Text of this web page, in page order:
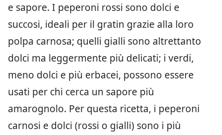
e sapore. I peperoni rossi sono dolci e
succosi, ideali per il gratin grazie alla loro
polpa carnosa; quelli gialli sono altrettanto
dolci ma leggermente più delicati; i verdi,
meno dolci e più erbacei, possono essere
usati per chi cerca un sapore più
amarognolo. Per questa ricetta, i peperoni
carnosi e dolci (rossi o gialli) sono i più